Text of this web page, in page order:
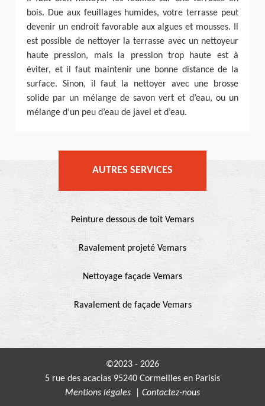
bois. Due aux feuillages humides, votre terrasse peut
devenir un endroit favorable aux algues et mousses. Il
est possible de nettoyer la terrasse avec un nettoyeur
haute pression, mais la pression trop haute est à
éviter, et il faut maintenir une bonne distance de la
surface. Sinon, il faut la nettoyer avec une brosse
solide par un mélange de savon vert et d’eau, ou un
mélange d’un peu d’eau de javel et d’eau.
AUTRES SERVICES
Peinture dessous de toit Vemars
Ravalement projeté Vemars
Nettoyage façade Vemars
Ravalement de façade Vemars
©2023 - 2026
5 rue des acacias 95240 Cormeilles en Parisis
Mentions légales
Contactez-nous